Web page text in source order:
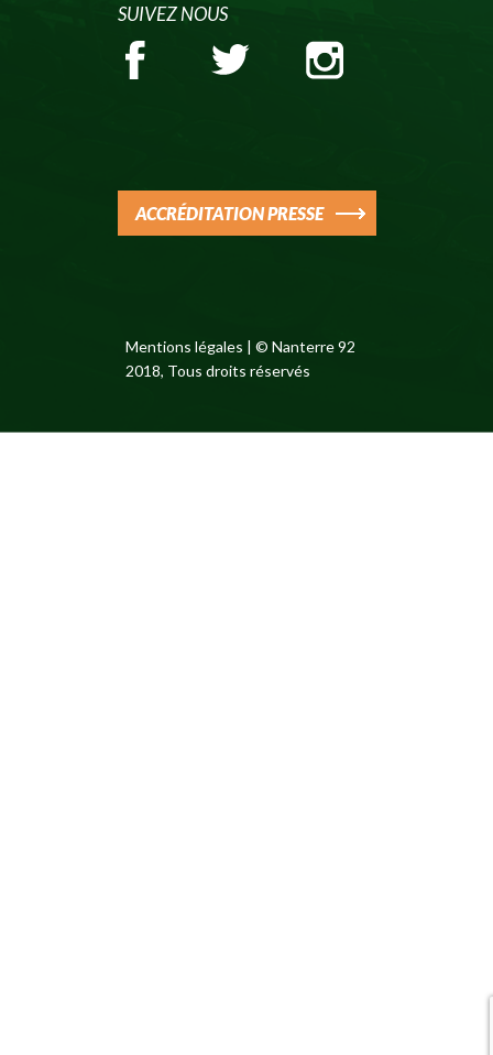
SUIVEZ NOUS
ACCRÉDITATION PRESSE
Mentions légales | © Nanterre 92
2018, Tous droits réservés